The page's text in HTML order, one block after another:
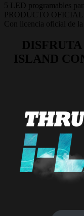
5 LED programables
PRODUCTO OFICIAL
Con licencia oficial de
ISLAND